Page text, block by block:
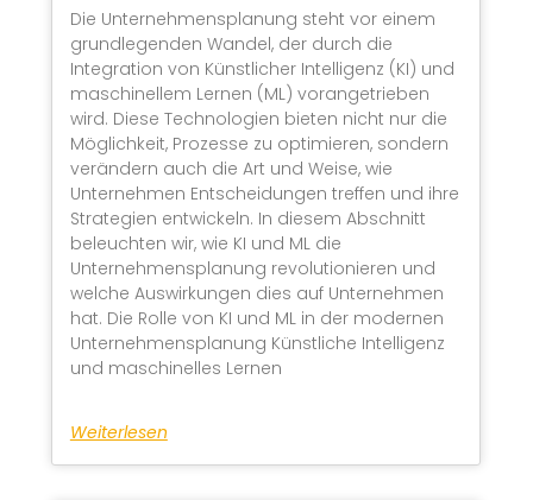
Die Unternehmensplanung steht vor einem
grundlegenden Wandel, der durch die
Integration von Künstlicher Intelligenz (KI) und
maschinellem Lernen (ML) vorangetrieben
wird. Diese Technologien bieten nicht nur die
Möglichkeit, Prozesse zu optimieren, sondern
verändern auch die Art und Weise, wie
Unternehmen Entscheidungen treffen und ihre
Strategien entwickeln. In diesem Abschnitt
beleuchten wir, wie KI und ML die
Unternehmensplanung revolutionieren und
welche Auswirkungen dies auf Unternehmen
hat. Die Rolle von KI und ML in der modernen
Unternehmensplanung Künstliche Intelligenz
und maschinelles Lernen
Weiterlesen